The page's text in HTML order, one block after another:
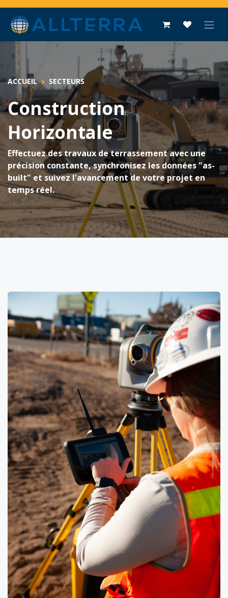
Se rendre au contenu
ACCUEIL SECTEURS
Construction
Horizontale
Effectuez des travaux de terrassement avec une
précision constante, synchronisez les données "as-
built" et suivez l'avancement de votre projet en
temps réel.